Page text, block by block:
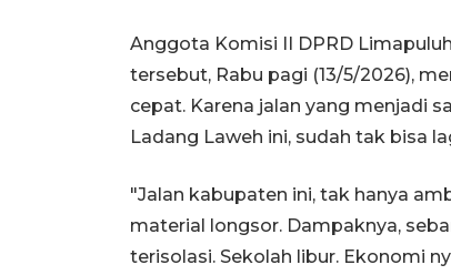
Anggota Komisi II DPRD
tersebut, Rabu pagi (13/5/2026),
cepat. Karena jalan yang menjadi
Ladang Laweh ini, sudah tak bisa
"Jalan kabupaten ini, tak hanya
material longsor. Dampaknya,
terisolasi. Sekolah libur. Ekonomi